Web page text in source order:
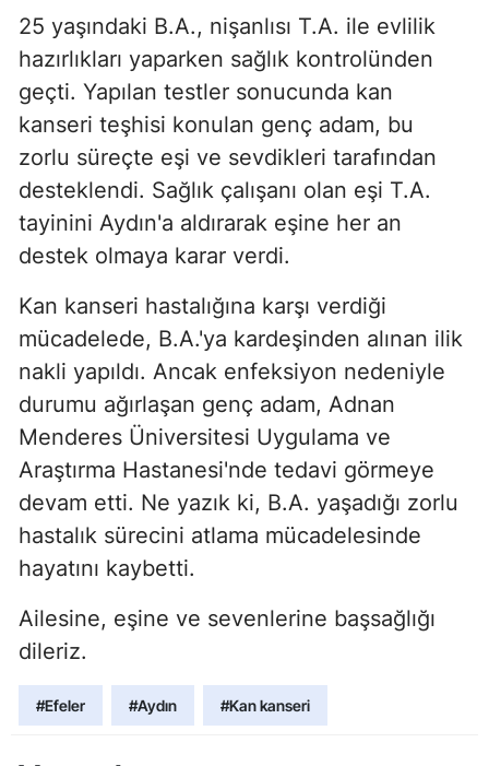
25 yaşındaki B.A., nişanlısı T.A. ile evlilik
hazırlıkları yaparken sağlık kontrolünden
geçti. Yapılan testler sonucunda kan
kanseri teşhisi konulan genç adam, bu
zorlu süreçte eşi ve sevdikleri tarafından
desteklendi. Sağlık çalışanı olan eşi T.A.
tayinini Aydın'a aldırarak eşine her an
destek olmaya karar verdi.
Kan kanseri hastalığına karşı verdiği
mücadelede, B.A.'ya kardeşinden alınan ilik
nakli yapıldı. Ancak enfeksiyon nedeniyle
durumu ağırlaşan genç adam, Adnan
Menderes Üniversitesi Uygulama ve
Araştırma Hastanesi'nde tedavi görmeye
devam etti. Ne yazık ki, B.A. yaşadığı zorlu
hastalık sürecini atlama mücadelesinde
hayatını kaybetti.
Ailesine, eşine ve sevenlerine başsağlığı
dileriz.
#Efeler #Aydın #Kan kanseri